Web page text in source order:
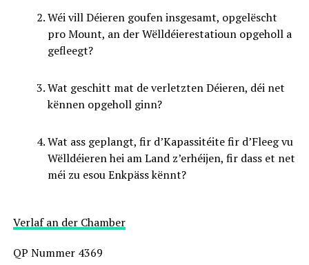
Wéi vill Déieren goufen insgesamt, opgelëscht
pro Mount, an der Wëlldéierestatioun opgeholl a
gefleegt?
Wat geschitt mat de verletzten Déieren, déi net
kënnen opgeholl ginn?
Wat ass geplangt, fir d’Kapassitéite fir d’Fleeg vu
Wëlldéieren hei am Land z’erhéijen, fir dass et net
méi zu esou Enkpäss kënnt?
Verlaf an der Chamber
QP Nummer 4369